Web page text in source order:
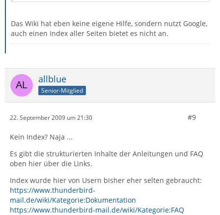
Das Wiki hat eben keine eigene Hilfe, sondern nutzt Google,
auch einen Index aller Seiten bietet es nicht an.
allblue
Senior-Mitglied
22. September 2009 um 21:30 #9
Kein Index? Naja ...
Es gibt die strukturierten Inhalte der Anleitungen und FAQ
oben hier über die Links.
Index wurde hier von Usern bisher eher selten gebraucht:
https://www.thunderbird-
mail.de/wiki/Kategorie:Dokumentation
https://www.thunderbird-mail.de/wiki/Kategorie:FAQ